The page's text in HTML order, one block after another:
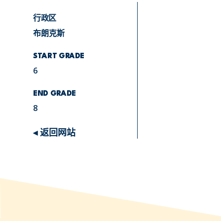
行政区
布朗克斯
START GRADE
6
END GRADE
8
◂ 返回网站